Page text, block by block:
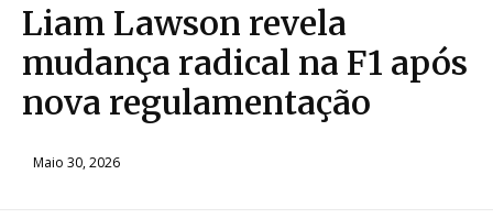
Liam Lawson revela
mudança radical na F1 após
nova regulamentação
Maio 30, 2026